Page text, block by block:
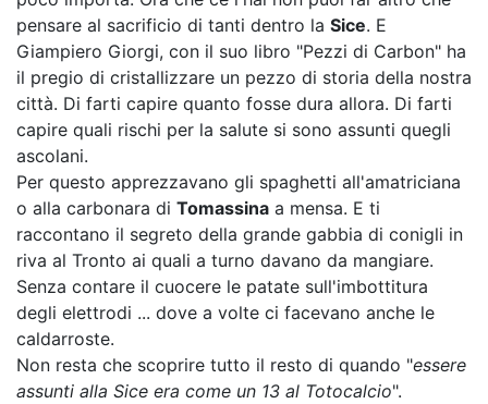
pensare al sacrificio di tanti dentro la Sice. E
Giampiero Giorgi, con il suo libro "Pezzi di Carbon" ha
il pregio di cristallizzare un pezzo di storia della nostra
città. Di farti capire quanto fosse dura allora. Di farti
capire quali rischi per la salute si sono assunti quegli
ascolani.
Per questo apprezzavano gli spaghetti all'amatriciana
o alla carbonara di Tomassina a mensa. E ti
raccontano il segreto della grande gabbia di conigli in
riva al Tronto ai quali a turno davano da mangiare.
Senza contare il cuocere le patate sull'imbottitura
degli elettrodi ... dove a volte ci facevano anche le
caldarroste.
Non resta che scoprire tutto il resto di quando "essere
assunti alla Sice era come un 13 al Totocalcio".